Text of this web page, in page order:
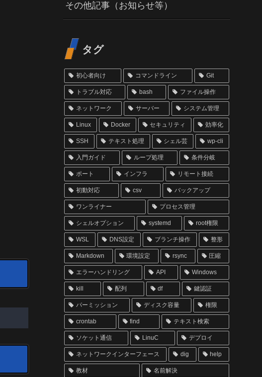
その他記事（お知らせ等）
タグ
初心者向け コマンドライン Git
トラブル対応 bash ファイル操作
ネットワーク サーバー システム管理
Linux Docker セキュリティ 効率化
SSH テキスト処理 シェル芸 wp-cli
入門ガイド ループ処理 条件分岐
ポート インフラ リモート接続
初動対応 csv バックアップ
ワンライナー プロセス管理
シェルオプション systemd root権限
WSL DNS設定 ブランチ操作 整形
Markdown 環境設定 rsync 圧縮
エラーハンドリング API Windows
kill 配列 df 鍵認証
パーミッション ディスク容量 権限
crontab find テキスト検索
ソケット通信 LinuC デプロイ
ネットワークインターフェース dig help
教材 名前解決